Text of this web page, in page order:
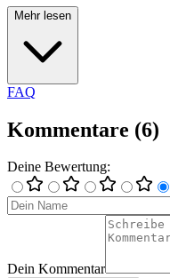
Mehr lesen
FAQ
Kommentare (6)
Deine Bewertung:
Dein Kommentar